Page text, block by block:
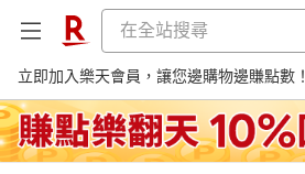
立即加入樂天會員，讓您邊購物邊賺點數！